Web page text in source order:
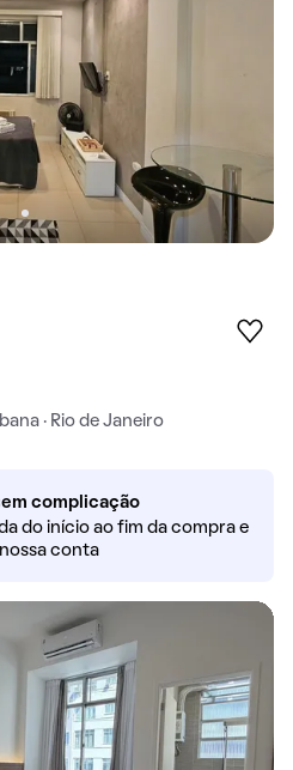
· Rio de Janeiro
complicação
do início ao fim da compra e
conta